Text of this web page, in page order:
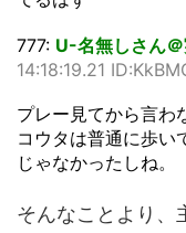
777: U-名無しさん
14:18:19.21
プレー見てから言わ
コウタは普通に歩い
じゃなかったしね。
そんなことより、